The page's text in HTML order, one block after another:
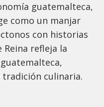
guatemalteca,
como un manjar
con historias
Reina refleja la
culinaria.